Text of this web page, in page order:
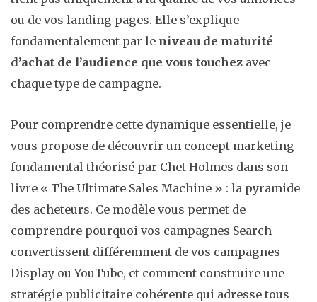
ou de vos landing pages. Elle s’explique
fondamentalement par le niveau de maturité
d’achat de l’audience que vous touchez avec
chaque type de campagne.
Pour comprendre cette dynamique essentielle, je
vous propose de découvrir un concept marketing
fondamental théorisé par Chet Holmes dans son
livre « The Ultimate Sales Machine » : la pyramide
des acheteurs. Ce modèle vous permet de
comprendre pourquoi vos campagnes Search
convertissent différemment de vos campagnes
Display ou YouTube, et comment construire une
stratégie publicitaire cohérente qui adresse tous